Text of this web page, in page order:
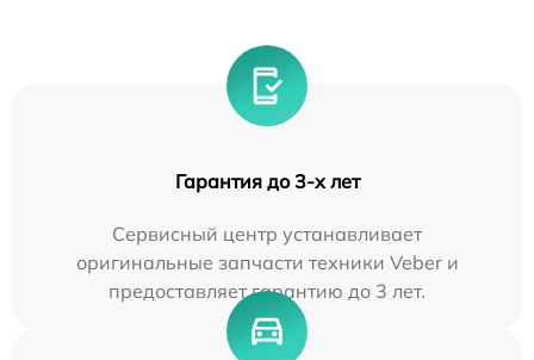
Гарантия до 3-х лет
Сервисный центр устанавливает
оригинальные запчасти техники Veber и
предоставляет гарантию до 3 лет.